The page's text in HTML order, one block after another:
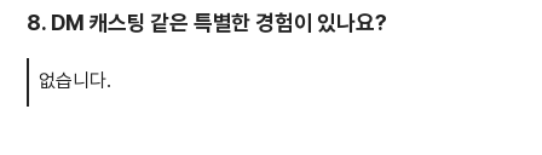
8. DM 캐스팅 같은 특별한 경험이 있나요?
없습니다.